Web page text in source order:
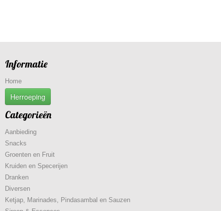
Informatie
Home
Herroeping
Categorieën
Aanbieding
Snacks
Groenten en Fruit
Kruiden en Specerijen
Dranken
Diversen
Ketjap, Marinades, Pindasambal en Sauzen